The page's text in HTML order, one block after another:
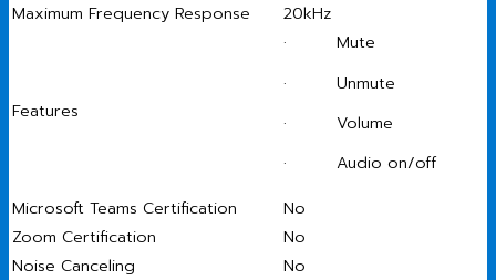
Maximum Frequency Response
20kHz
Features
· Mute
· Unmute
· Volume
· Audio on/off
Microsoft Teams Certification
No
Zoom Certification
No
Noise Canceling
No